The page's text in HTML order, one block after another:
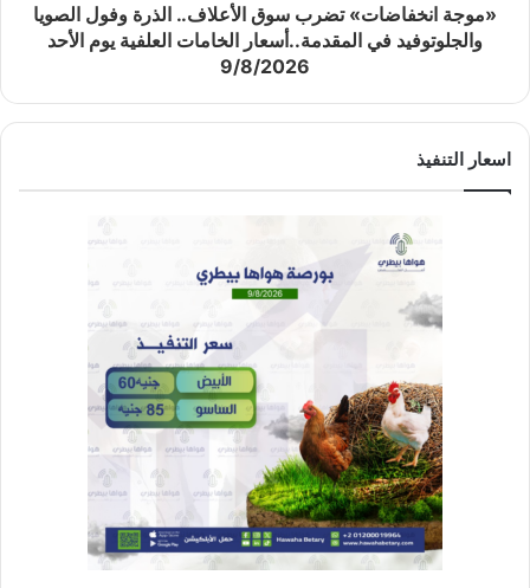
«موجة انخفاضات» تضرب سوق الأعلاف.. الذرة وفول الصويا
والجلوتوفيد في المقدمة..أسعار الخامات العلفية يوم الأحد
9/8/2026
اسعار التنفيذ